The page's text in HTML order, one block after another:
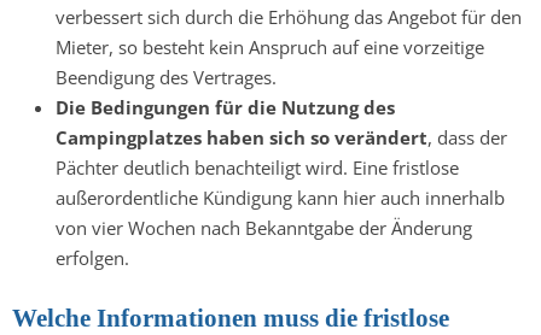
verbessert sich durch die Erhöhung das Angebot für den
Mieter, so besteht kein Anspruch auf eine vorzeitige
Beendigung des Vertrages.
Die Bedingungen für die Nutzung des
Campingplatzes haben sich so verändert, dass der
Pächter deutlich benachteiligt wird. Eine fristlose
außerordentliche Kündigung kann hier auch innerhalb
von vier Wochen nach Bekanntgabe der Änderung
erfolgen.
Welche Informationen muss die fristlose